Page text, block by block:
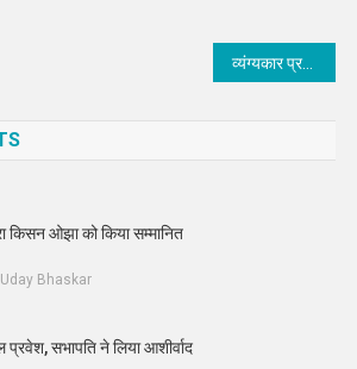
व्यंग्यकार प्रभात गोस्वामी को साहित्य भूषण सम्मान मिला
किसन ओझा को किया सम्मानित
Uday Bhaskar
सभापति ने लिया आशीर्वाद